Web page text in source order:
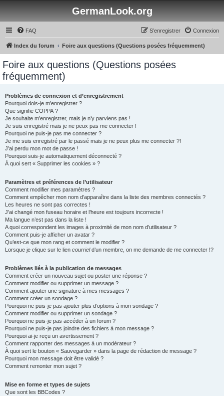
GermanLook.org
FAQ Connexion
S’enregistrer
Index du forum Foire aux questions (Questions posées fréquemment)
Foire aux questions (Questions posées
fréquemment)
Problèmes de connexion et d’enregistrement
Pourquoi dois-je m’enregistrer ?
Que signifie COPPA ?
Je souhaite m’enregistrer, mais je n’y parviens pas !
Je suis enregistré mais je ne peux pas me connecter !
Pourquoi ne puis-je pas me connecter ?
Je me suis enregistré par le passé mais je ne peux plus me connecter ?!
J’ai perdu mon mot de passe !
Pourquoi suis-je automatiquement déconnecté ?
À quoi sert « Supprimer les cookies » ?
Paramètres et préférences de l’utilisateur
Comment modifier mes paramètres ?
Comment empêcher mon nom d’apparaître dans la liste des membres connectés ?
Les heures ne sont pas correctes !
J’ai changé mon fuseau horaire et l’heure est toujours incorrecte !
Ma langue n’est pas dans la liste !
A quoi correspondent les images à proximité de mon nom d’utilisateur ?
Comment puis-je afficher un avatar ?
Qu’est-ce que mon rang et comment le modifier ?
Lorsque je clique sur le lien courrield’un membre, on me demande de me connecter !?
Problèmes liés à la publication de messages
Comment créer un nouveau sujet ou poster une réponse ?
Comment modifier ou supprimer un message ?
Comment ajouter une signature à mes messages ?
Comment créer un sondage ?
Pourquoi ne puis-je pas ajouter plus d’options à mon sondage ?
Comment modifier ou supprimer un sondage ?
Pourquoi ne puis-je pas accéder à un forum ?
Pourquoi ne puis-je pas joindre des fichiers à mon message ?
Pourquoi ai-je reçu un avertissement ?
Comment rapporter des messages à un modérateur ?
À quoi sert le bouton « Sauvegarder » dans la page de rédaction de message ?
Pourquoi mon message doit être validé ?
Comment remonter mon sujet ?
Mise en forme et types de sujets
Que sont les BBCodes ?